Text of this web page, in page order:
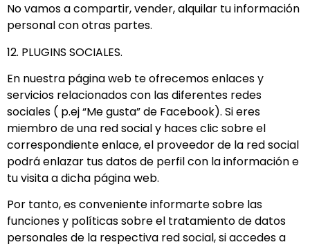
No vamos a compartir, vender, alquilar tu información
personal con otras partes.
12. PLUGINS SOCIALES.
En nuestra página web te ofrecemos enlaces y
servicios relacionados con las diferentes redes
sociales ( p.ej “Me gusta” de Facebook). Si eres
miembro de una red social y haces clic sobre el
correspondiente enlace, el proveedor de la red social
podrá enlazar tus datos de perfil con la información e
tu visita a dicha página web.
Por tanto, es conveniente informarte sobre las
funciones y políticas sobre el tratamiento de datos
personales de la respectiva red social, si accedes a